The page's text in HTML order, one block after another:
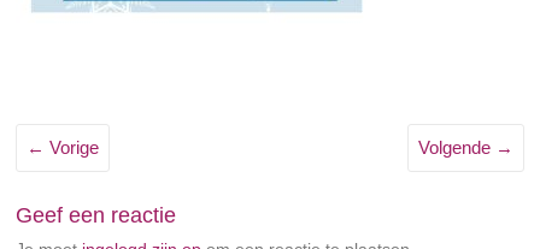
← Vorige Volgende →
Geef een reactie